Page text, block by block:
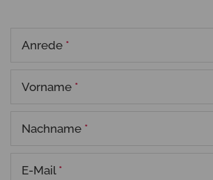
Anrede *
Vorname *
Nachname *
E-Mail *